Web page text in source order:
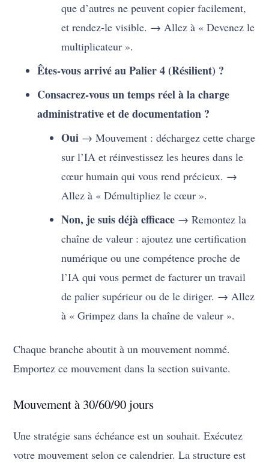
que d’autres ne peuvent copier facilement,
et rendez-le visible. → Allez à « Devenez le
multiplicateur ».
Êtes-vous arrivé au Palier 4 (Résilient) ?
Consacrez-vous un temps réel à la charge
administrative et de documentation ?
Oui → Mouvement : déchargez cette charge
sur l’IA et réinvestissez les heures dans le
cœur humain qui vous rend précieux. →
Allez à « Démultipliez le cœur ».
Non, je suis déjà efficace → Remontez la
chaîne de valeur : ajoutez une certification
numérique ou une compétence proche de
l’IA qui vous permet de facturer un travail
de palier supérieur ou de le diriger. → Allez
à « Grimpez dans la chaîne de valeur ».
Chaque branche aboutit à un mouvement nommé.
Emportez ce mouvement dans la section suivante.
Mouvement à 30/60/90 jours
Une stratégie sans échéance est un souhait. Exécutez
votre mouvement selon ce calendrier. La structure est